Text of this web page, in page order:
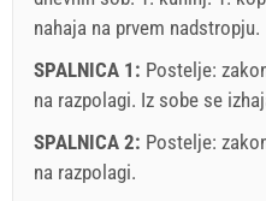
nahaja na prvem nadstropju.
SPALNICA 1: Postelje:
na razpolagi. Iz sobe se
SPALNICA 2: Postelje:
na razpolagi.